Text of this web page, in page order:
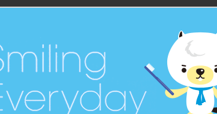
IPS e.max キャ
歯科切削加工用セラ
品目コード